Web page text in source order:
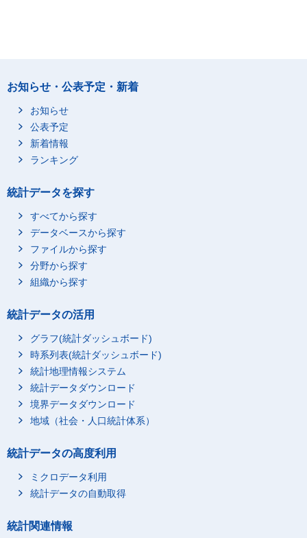
お知らせ・公表予定・新着
お知らせ
公表予定
新着情報
ランキング
統計データを探す
すべてから探す
データベースから探す
ファイルから探す
分野から探す
組織から探す
統計データの活用
グラフ(統計ダッシュボード)
時系列表(統計ダッシュボード)
統計地理情報システム
統計データダウンロード
境界データダウンロード
地域（社会・人口統計体系）
統計データの高度利用
ミクロデータ利用
統計データの自動取得
統計関連情報